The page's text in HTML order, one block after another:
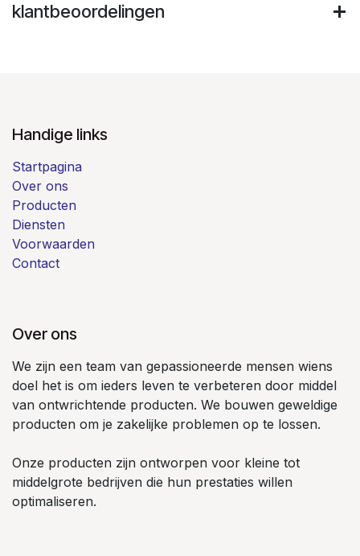
klantbeoordelingen
Handige links
Startpagina
Over ons
Producten
Diensten
Voorwaarden
Contact
Over ons
We zijn een team van gepassioneerde mensen wiens
doel het is om ieders leven te verbeteren door middel
van ontwrichtende producten. We bouwen geweldige
producten om je zakelijke problemen op te lossen.
Onze producten zijn ontworpen voor kleine tot
middelgrote bedrijven die hun prestaties willen
optimaliseren.